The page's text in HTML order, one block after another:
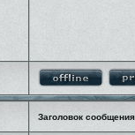
Заголовок